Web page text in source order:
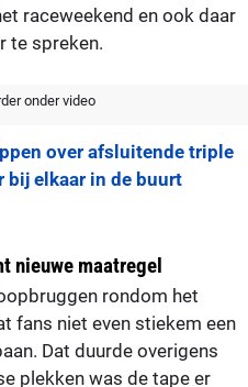
raceweekend en ook daar
te spreken.
onder video
over afsluitende triple
bij elkaar in de buurt
nieuwe maatregel
rondom het
fans niet even stiekem een
Dat duurde overigens
plekken was de tape er